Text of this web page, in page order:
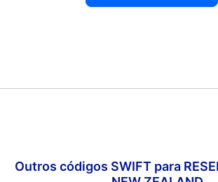
Outros códigos SWIFT para